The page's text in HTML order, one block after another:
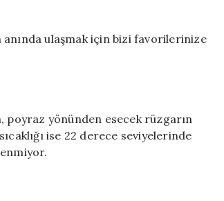
ulaşmak için bizi favorilerinize
poyraz yönünden esecek rüzgarın
ise 22 derece seviyelerinde